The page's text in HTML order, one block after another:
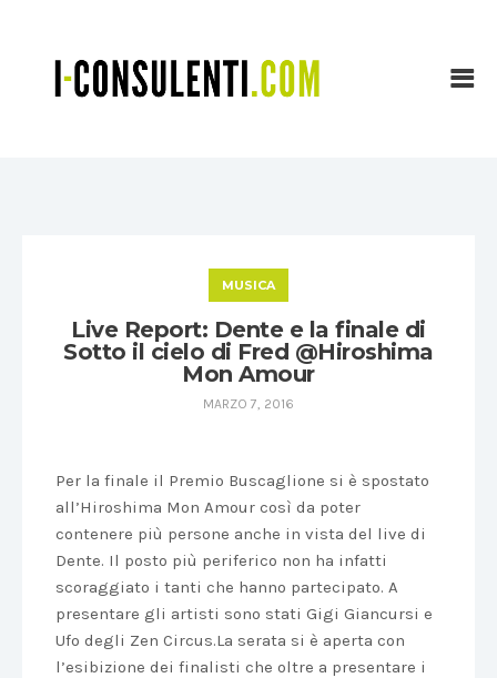
MUSICA
Live Report: Dente e la finale di
Sotto il cielo di Fred @Hiroshima
Mon Amour
MARZO 7, 2016
Per la finale il Premio Buscaglione si è spostato
all’Hiroshima Mon Amour così da poter
contenere più persone anche in vista del live di
Dente. Il posto più periferico non ha infatti
scoraggiato i tanti che hanno partecipato. A
presentare gli artisti sono stati Gigi Giancursi e
Ufo degli Zen Circus.La serata si è aperta con
l’esibizione dei finalisti che oltre a presentare i